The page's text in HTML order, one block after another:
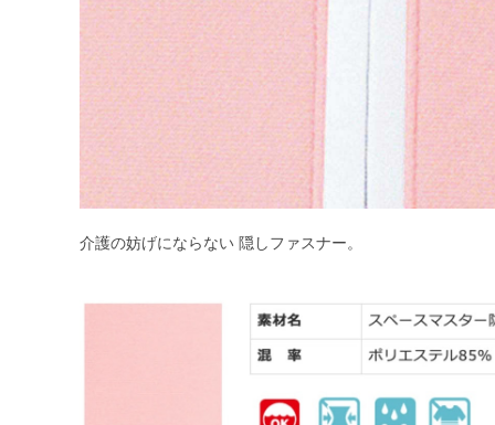
介護の妨げにならない 隠しファスナー。